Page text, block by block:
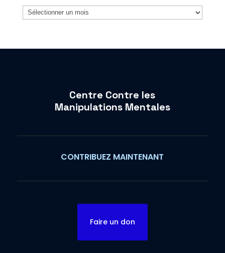
Archives
Centre Contre les
Manipulations Mentales
CONTRIBUEZ MAINTENANT
Faire un don